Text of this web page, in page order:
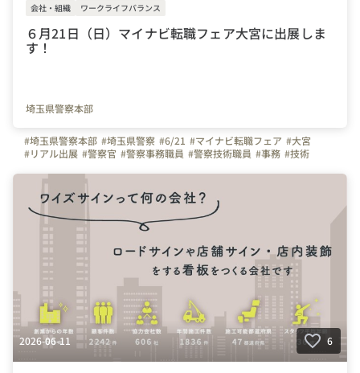
会社・組織 ワークライフバランス
６月21日（日）マイナビ転職フェア大宮に出展しま
す！
埼玉県警察本部
#埼玉県警察本部 #埼玉県警察 #6/21 #マイナビ転職フェア #大宮
#リアル出展 #警察官 #警察事務職員 #警察技術職員 #事務 #技術
2026-06-11 6